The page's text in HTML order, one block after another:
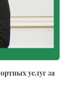
услуг за